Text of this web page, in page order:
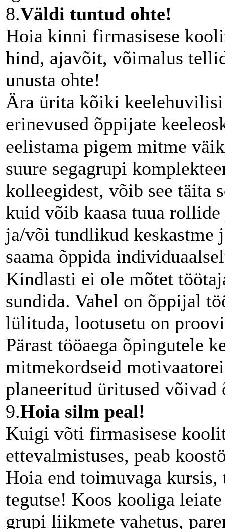
8.Väldi tuntud ohte!
Hoia kinni firmasisese
hind, ajavõit, võimalus
unusta ohte!
Ära ürita kõiki
erinevused õppijate
eelistama pigem mitme
suure segagrupi
kolleegidest, võib see täita
kuid võib kaasa tuua
ja/või tundlikud keskastme
saama õppida
Kindlasti ei ole mõtet
sundida. Vahel on õppijal
lülituda, lootusetu on
Pärast tööaega õpingutele
mitmekordseid
planeeritud üritused
9.Hoia silm peal!
Kuigi võti firmasisese
ettevalmistuses, peab
Hoia end toimuvaga
tegutse! Koos kooliga
grupi liikmete vahetus,